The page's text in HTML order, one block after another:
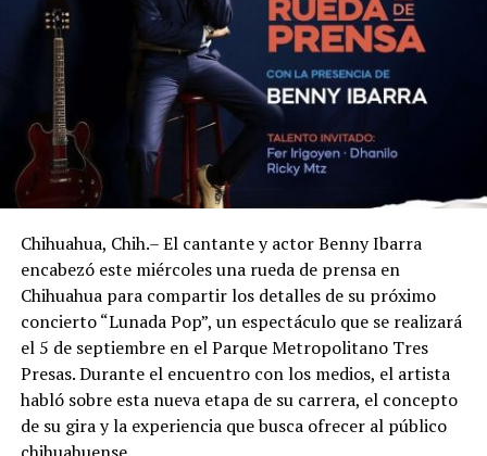
Chihuahua, Chih.– El cantante y actor Benny Ibarra
encabezó este miércoles una rueda de prensa en
Chihuahua para compartir los detalles de su próximo
concierto “Lunada Pop”, un espectáculo que se realizará
el 5 de septiembre en el Parque Metropolitano Tres
Presas. Durante el encuentro con los medios, el artista
habló sobre esta nueva etapa de su carrera, el concepto
de su gira y la experiencia que busca ofrecer al público